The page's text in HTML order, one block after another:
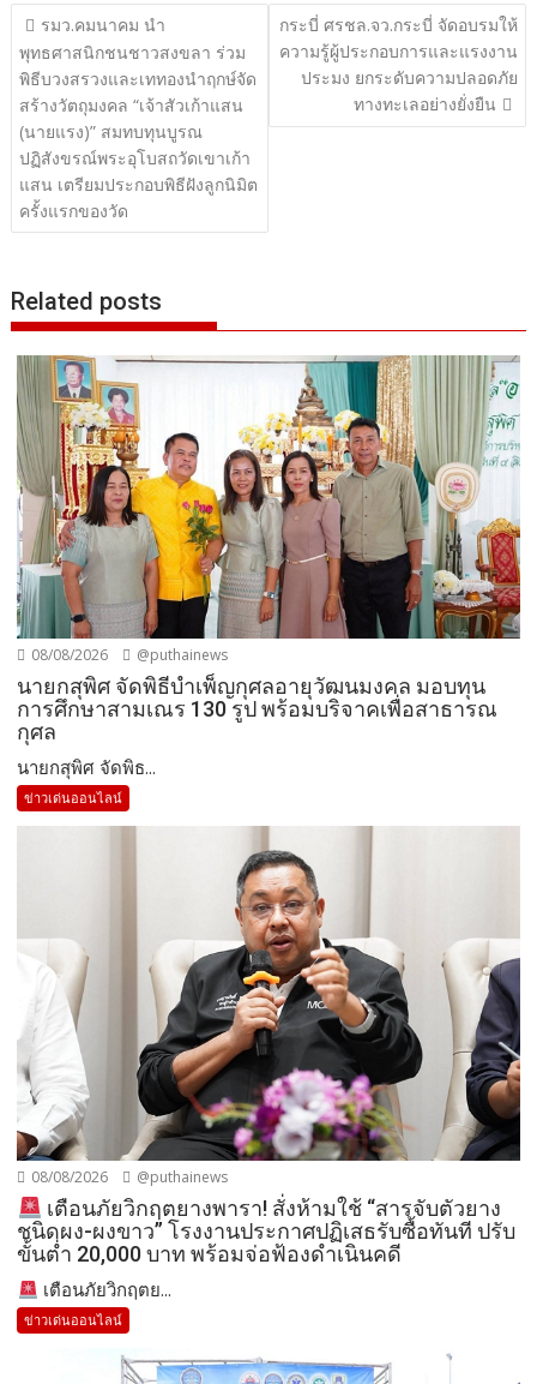
แนะแนว
เรื่อง
รมว.คมนาคม นำ
พุทธศาสนิกชนชาวสงขลา ร่วม
พิธีบวงสรวงและเททองนำฤกษ์จัด
สร้างวัตถุมงคล “เจ้าสัวเก้าแสน
(นายแรง)” สมทบทุนบูรณ
ปฏิสังขรณ์พระอุโบสถวัดเขาเก้า
แสน เตรียมประกอบพิธีฝังลูกนิมิต
ครั้งแรกของวัด
กระบี่ ศรชล.จว.กระบี่ จัดอบรมให้
ความรู้ผู้ประกอบการและแรงงาน
ประมง ยกระดับความปลอดภัย
ทางทะเลอย่างยั่งยืน
Related posts
08/08/2026 @puthainews
นายกสุพิศ จัดพิธีบำเพ็ญกุศลอายุวัฒนมงคล มอบทุน
การศึกษาสามเณร 130 รูป พร้อมบริจาคเพื่อสาธารณ
กุศล
นายกสุพิศ จัดพิธ...
ข่าวเด่นออนไลน์
08/08/2026 @puthainews
เตือนภัยวิกฤตยางพารา! สั่งห้ามใช้ “สารจับตัวยาง
ชนิดผง-ผงขาว” โรงงานประกาศปฏิเสธรับซื้อทันที ปรับ
ขั้นต่ำ 20,000 บาท พร้อมจ่อฟ้องดำเนินคดี
เตือนภัยวิกฤตย...
ข่าวเด่นออนไลน์